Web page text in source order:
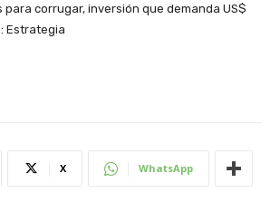
para corrugar, inversión que demanda US$
Estrategia
X WhatsApp